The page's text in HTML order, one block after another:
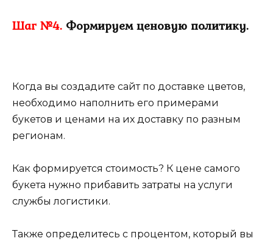
Шаг №4. Формируем ценовую политику.
Когда вы создадите сайт по доставке цветов,
необходимо наполнить его примерами
букетов и ценами на их доставку по разным
регионам.
Как формируется стоимость? К цене самого
букета нужно прибавить затраты на услуги
службы логистики.
Также определитесь с процентом, который вы